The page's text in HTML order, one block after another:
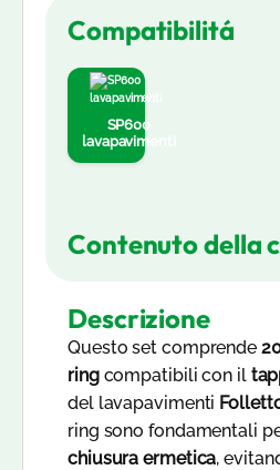
ordini in 3-5 giorni
Compatibilitá
SP600
lavapavimenti
Contenuto della
Descrizione
Questo set comprende
ringcompatibili con il
del lavapavimenti
ring sono fondamentali
chiusura ermetica,